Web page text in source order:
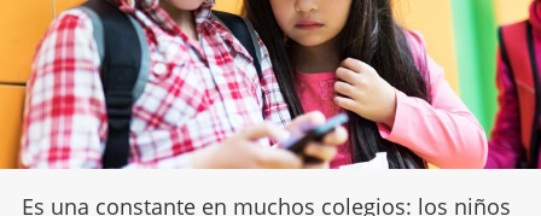
Es una constante en muchos colegios: los niños